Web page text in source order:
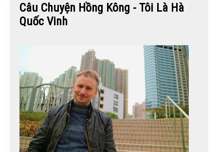
Câu Chuyện Hồng Kông - Tôi Là Hà
Quốc Vinh